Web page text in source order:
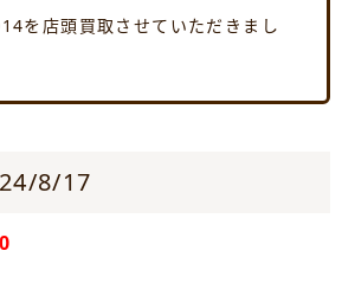
を店頭買取させていただきまし
8/17